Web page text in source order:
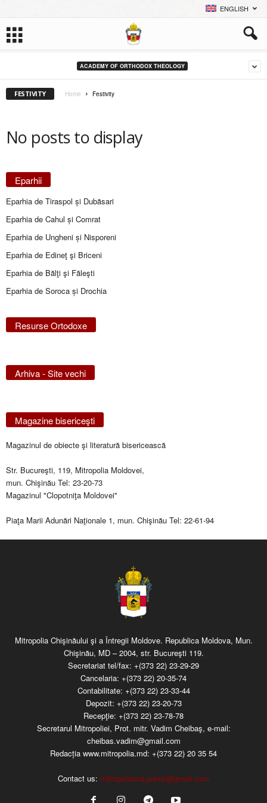
ENGLISH
ACADEMY OF ORTHODOX THEOLOGY
FESTIVITY Home Festivity
No posts to display
Eparhii
Eparhia de Tiraspol și Dubăsari
Eparhia de Cahul și Comrat
Eparhia de Ungheni și Nisporeni
Eparhia de Edineţ şi Briceni
Eparhia de Bălţi şi Făleşti
Eparhia de Soroca și Drochia
Resurse Ortodoxe
Arhiva - Site vechi
Magazine bisericeşti
Magazinul de obiecte şi literatură bisericească
Str. Bucureşti, 119, Mitropolia Moldovei,
mun. Chişinău Tel: 23-20-73
Magazinul "Clopotniţa Moldovei"
Piaţa Marii Adunări Naţionale 1, mun. Chişinău Tel: 22-61-94
Mitropolia Chişinăului şi a Întregii Moldove. Republica Moldova, Mun.
Chişinău, MD – 2004, str. Bucureşti 119.
Secretariat tel/fax: +(373 22) 23-29-29
Cancelaria: +(373 22) 20-35-74
Contabilitate: +(373 22) 23-33-44
Depozit: +(373 22) 23-20-73
Recepţie: +(373 22) 23-78-78
Secretarul Mitropoliei, Prot. mitr. Vadim Cheibaş, e-mail:
cheibas.vadim@gmail.com
Redacția www.mitropolia.md: +(373 22) 20 35 54
Contact us: mitropoliamd.press@gmail.com